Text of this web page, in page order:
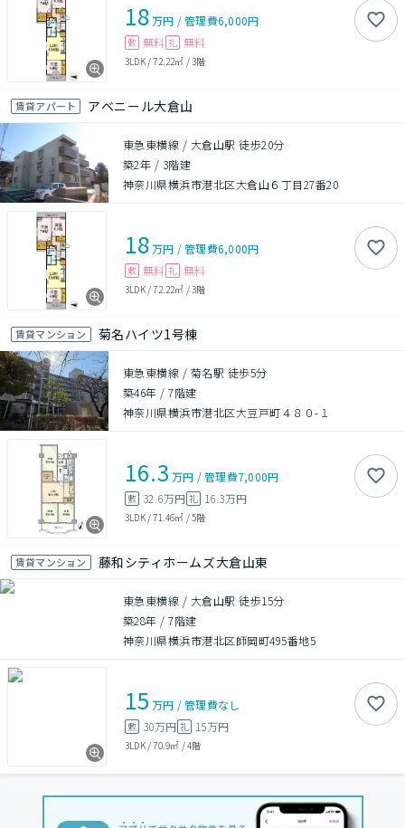
18万円 /管理費6,000円
敷 無料 礼 無料
3LDK/72.22㎡ /3階
賃貸アパート アベニール大倉山
東急東横線 / 大倉山駅 徒歩20分
築2年 / 3階建
神奈川県横浜市港北区大倉山６丁目27番20
18万円 /管理費6,000円
敷 無料 礼 無料
3LDK/72.22㎡ /3階
賃貸マンション 菊名ハイツ1号棟
東急東横線 / 菊名駅 徒歩5分
築46年 /7階建
神奈川県横浜市港北区大豆戸町４８０-１
16.3 万円 /管理費7,000円
敷 32.6万円 礼 16.3万円
3LDK/71.46㎡ /5階
賃貸マンション 藤和シティホームズ大倉山東
東急東横線 / 大倉山駅 徒歩15分
築28年 /7階建
神奈川県横浜市港北区師岡町495番地5
15 万円 /管理費なし
敷 30万円 礼 15万円
3LDK/70.9㎡ /4階